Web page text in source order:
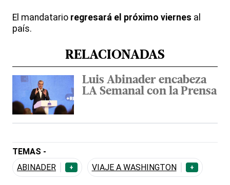
El mandatario regresará el próximo viernes al
país.
RELACIONADAS
Luis Abinader encabeza
LA Semanal con la Prensa
TEMAS -
ABINADER
+ VIAJE A WASHINGTON +